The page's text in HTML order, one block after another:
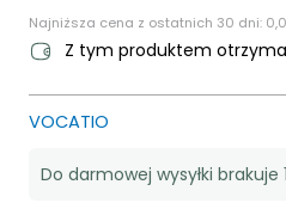
Najniższa cena z ostatnich 30 dni:
Z tym produktem
VOCATIO
Do darmowej wysyłki brakuje